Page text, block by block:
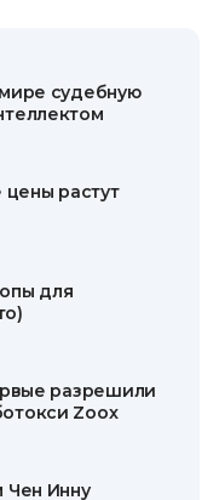
судебную
цены растут
для
разрешили
Zoox
Чен Инну